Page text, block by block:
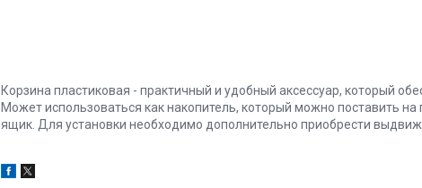
Корзина пластиковая - практичный и удобный аксессуар, который
Может использоваться как накопитель, который можно поставить
ящик. Для установки необходимо дополнительно приобрести